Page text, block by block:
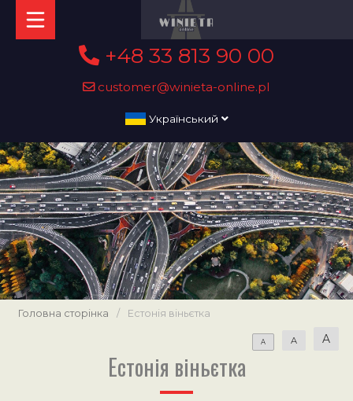
+48 33 813 90 00
customer@winieta-online.pl
Український
Головна сторінка / Естонія віньєтка
A A A
Естонія віньєтка